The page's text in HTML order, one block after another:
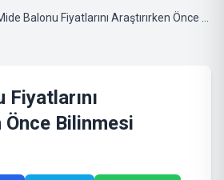
Fiyatlarını
Önce Bilinmesi